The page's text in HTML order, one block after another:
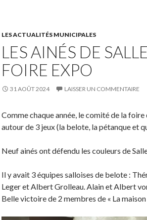
LES ACTUALITÉS MUNICIPALES
LES AINÉS DE
FOIRE EXPO
31 AOÛT 2024 LAISSER UN COMMENTAIRE
Comme chaque année, le comité de la
autour de 3 jeux (la belote, la pétanque et
Neuf ainés ont défendu les couleurs de
Il y avait 3 équipes salloises de belote :
Leger et Albert Grolleau. Alain et Albert
Belle victoire de 2 membres de « La